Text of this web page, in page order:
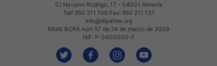
C/ Navarro Rodrigo, 17 - 04001 Almería
Telf 950 211 100 Fax: 950 211 131
info@dipalme.org
RRAE BOPA núm 57 de 24 de marzo de 2009
NIF: P-0400000-F